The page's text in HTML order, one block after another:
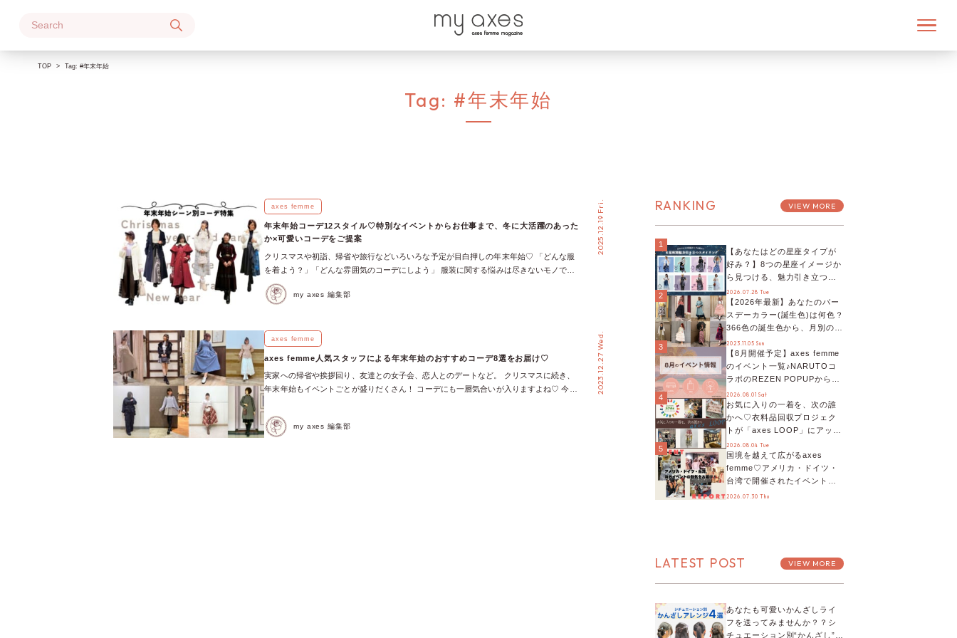
TOP Tag:#年末年始
Tag: #年末年始
axes femme
年末年始コーデ12スタイル♡特別なイベントからお仕事まで、冬に大活躍のあった
か×可愛いコーデをご提案
クリスマスや初詣、帰省や旅行などいろいろな予定が目白押しの年末年始♡ 「どんな服
を着よう？」「どんな雰囲気のコーデにしよう」 服装に関する悩みは尽きないモノで
す。 そこで本記事では、年末年始のイベントに使えるコーデをmy axes編集部が厳選し
ました！ 年末年始はあったか可愛いコーデでお出かけしよう♡ 年末年始はクリスマスや
たかい服装がマストです♪ 可愛さやトレンドを取り入れながらも、ふわふわあったかコ
紹介するのはクリスマスコーデ♡ クリスマスらしいレッドを取り入れた、万能コーデ&
お出かけデートコーデを紹介します♪ 【クリスマスコーデ①】エレガンスStyle♡万能ク
ラシカルコーデ ＼♥おすすめ着用アイテムはこちら♥／ ＼♥コーディネート詳細(サイ
デ ＼♥おすすめ着用アイテムはこちら♥／ ＼♥コーディネート詳細(サイズ・カラー)はこ
ちら♥／ 忘年会コーデ♡万能キレイめコーデなど華やかコーデはこれ！ 会社の人や旧
my axes 編集部
2025.12.19 Fri.
axes femme
axes femme人気スタッフによる年末年始のおすすめコーデ8選をお届け♡
実家への帰省や挨拶回り、友達との女子会、恋人とのデートなど。 クリスマスに続き、
年末年始もイベントごとが盛りだくさん！ コーデにも一層気合いが入りますよね♡ 今回
ラックスして着られるようなコーデをメインにピックアップしました！ いい年明けにな
るように、 ご紹介するaxes femmeのアイテムから、お好みのものを見つけてみて下さい
my axes 編集部
2023.12.27 Wed.
RANKING VIEW MORE
1
【あなたはどの星座タイプが
好み？】8つの星座イメージか
ら見つける、魅力引き立つス
タイリング♡
2026.07.28 Tue
2
【2026年最新】あなたのバー
スデーカラー(誕生色)は何色？
366色の誕生色から、月別の誕
生色、バースデーカラーコー
デまでご紹介♡
2023.11.05 Sun
3
【8月開催予定】axes femme
のイベント一覧♪NARUTOコ
ラボのREZEN POPUPから、
プチYour Stage.、ティーパー
ティまで！8月の特別なイベン
トをチェック◎
2026.08.01 Sat
4
お気に入りの一着を、次の誰
かへ♡衣料品回収プロジェク
トが「axes LOOP」にアップ
デート！活用するとポイント
が手に入る◎
2026.08.04 Tue
5
国境を越えて広がるaxes
femme♡アメリカ・ドイツ・
台湾で開催されたイベントを
お届け！美沙子さんからのコ
2026.07.30 Thu
LATEST POST VIEW MORE
あなたも可愛いかんざしライ
フを送ってみませんか？？シ
チュエーション別“かんざし”の